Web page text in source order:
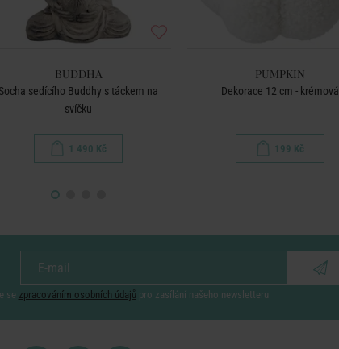
BUDDHA
Socha sedícího Buddhy s táckem na
svíčku
1 490 Kč
PUMPKIN
Dekorace 12 cm - krémová
199 Kč
se zpracováním osobních údajů pro zasílání našeho newsletteru